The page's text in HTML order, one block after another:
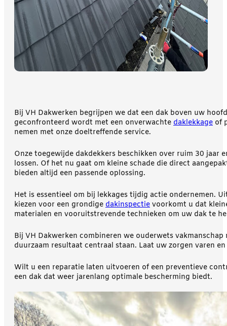
Bij VH Dakwerken begrijpen we dat een dak boven uw
geconfronteerd wordt met een onverwachte daklekkage of
nemen met onze doeltreffende service.
Onze toegewijde dakdekkers beschikken over ruim 30
lossen. Of het nu gaat om kleine schade die direct
bieden altijd een passende oplossing.
Het is essentieel om bij lekkages tijdig actie ondernemen.
kiezen voor een grondige dakinspectie voorkomt u dat
materialen en vooruitstrevende technieken om uw dak te
Bij VH Dakwerken combineren we ouderwets
duurzaam resultaat centraal staan. Laat uw zorgen varen
Wilt u een reparatie laten uitvoeren of een preventieve
een dak dat weer jarenlang optimale bescherming biedt.